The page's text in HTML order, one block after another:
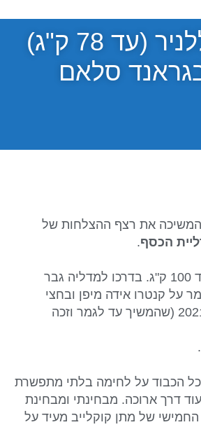
ג'ודו: זהב להרשקו (78+), כסף ללניר (עד 78 ק"ג)
(עד 100 ק"ג) בגראנד סלאם
את רצף ההצלחות של
.
בקטגוריית המשקל עד 100 ק"ג. בדרכו למדליה גבר
על קנטרו אידה מיפן ובחצי
הגמר נוצח בידי מטווי קניקוביצקי אלוף אירופה עד גיל 22 לשנת 2021 (שהמשיך עד לגמר וזכה
כל הכבוד על לחימה בלתי מתפשרת
דרך ארוכה. מבחינתי ומבחינת
של מתן קוקלייב מעיד על